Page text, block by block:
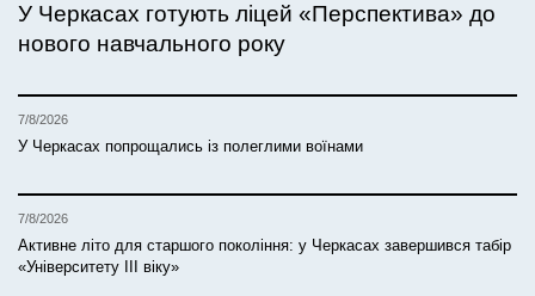
У Черкасах готують ліцей «Перспектива» до
нового навчального року
7/8/2026
У Черкасах попрощались із полеглими воїнами
7/8/2026
Активне літо для старшого покоління: у Черкасах завершився табір
«Університету ІІІ віку»